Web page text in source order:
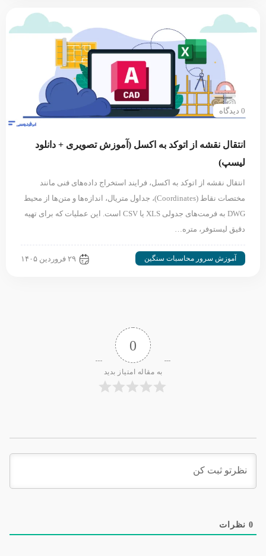
0 دیدگاه
انتقال نقشه از اتوکد به اکسل (آموزش تصویری + دانلود
لیسپ)
انتقال نقشه از اتوکد به اکسل، فرایند استخراج داده‌های فنی مانند
مختصات نقاط (Coordinates)، جداول متریال، اندازه‌ها و متن‌ها از محیط
DWG به فرمت‌های جدولی XLS یا CSV است. این عملیات که برای تهیه
دقیق لیستوفر، متره…
آموزش سرور محاسبات سنگین ۲۹ فروردین ۱۴۰۵
0
به مقاله امتیاز بدید
0 نظرات